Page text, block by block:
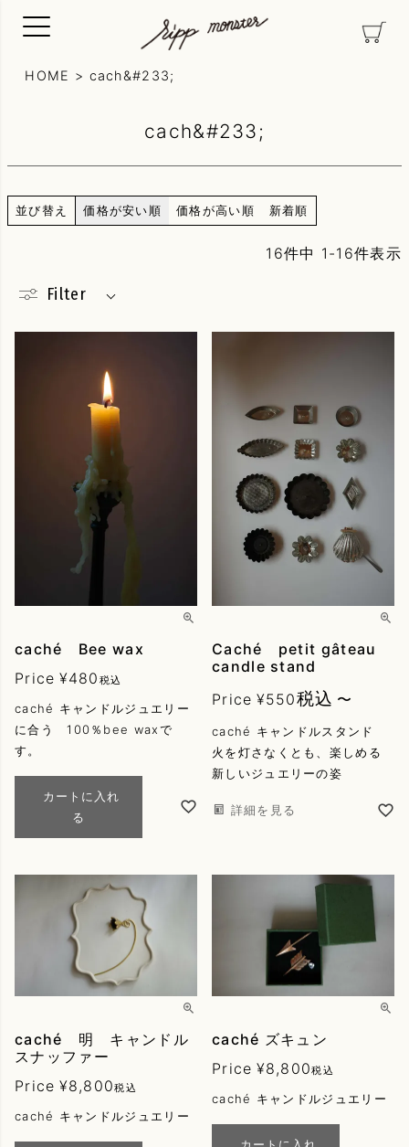
HOME cach&#233;
cach&#233;
並び替え 価格が安い順 価格が高い順 新着順
16件中 1 -16件表示
Filter
Pierce
Earring
Earcuff
Choker
検索する
caché Bee wax
Price ¥480 税込
caché キャンドルジュエリー
に合う 100％bee waxで
す。
カートに入れ
る
Caché petit gâteau
candle stand
Price ¥550税込 〜
caché キャンドルスタンド
火を灯さなくとも、楽しめる
新しいジュエリーの姿
詳細を見る
caché 明 キャンドル
スナッファー
Price ¥8,800税込
caché キャンドルジュエリー
caché ズキュン
Price ¥8,800税込
caché キャンドルジュエリー